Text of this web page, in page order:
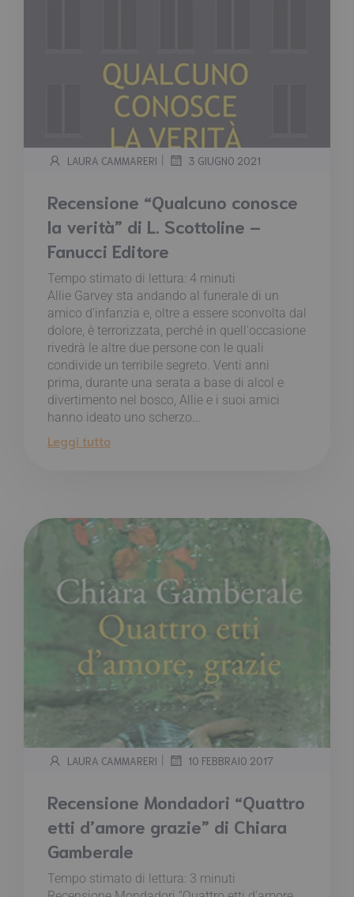
LAURA CAMMARERI | 3 GIUGNO 2021
Recensione “Qualcuno conosce
la verità” di L. Scottoline –
Fanucci Editore
Tempo stimato di lettura: 4 minuti
Allie Garvey sta andando al funerale di un
amico d'infanzia e, oltre a essere sconvolta dal
dolore, è terrorizzata, perché in quell'occasione
rivedrà le altre due persone con le quali
condivide un terribile segreto. Venti anni
prima, durante una serata a base di alcol e
divertimento nel bosco, Allie e i suoi amici
hanno ideato uno scherzo...
Leggi tutto
LAURA CAMMARERI | 10 FEBBRAIO 2017
Recensione Mondadori “Quattro
etti d’amore grazie” di Chiara
Gamberale
Tempo stimato di lettura: 3 minuti